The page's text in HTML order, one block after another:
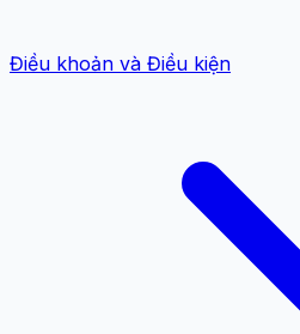
Điều khoản và Điều kiện